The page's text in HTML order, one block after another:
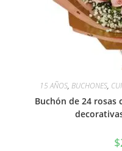
15 AÑOS, BUCHONES,
Buchón de 24 rosas
$